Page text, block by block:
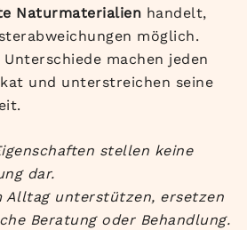
Naturmaterialien handelt,
möglich.
machen jeden
und unterstreichen seine
stellen keine
dar.
Alltag unterstützen, ersetzen
Beratung oder Behandlung.